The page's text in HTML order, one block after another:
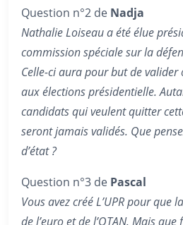
Question n°2 de Nadja
Nathalie Loiseau a été élue
commission spéciale sur la
Celle-ci aura pour but de
aux élections présidentielle.
candidats qui veulent quitter
seront jamais validés. Que
d’état ?
Question n°3 de Pascal
Vous avez créé L’UPR pour que
de l’euro et de l’OTAN. Mais que